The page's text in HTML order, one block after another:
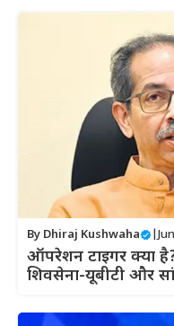
By Dhiraj Kushwaha
ऑपरेशन टाइगर क्या है?
शिवसेना-यूबीटी और